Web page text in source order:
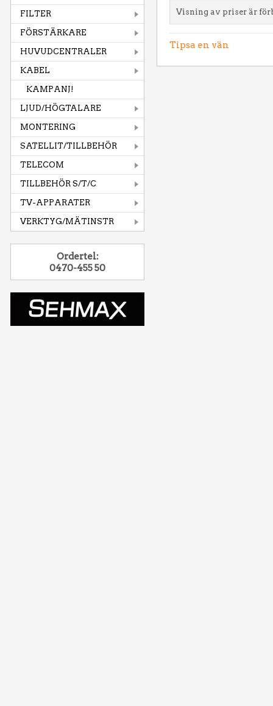
FILTER
FÖRSTÄRKARE
HUVUDCENTRALER
KABEL
KAMPANJ!
LJUD/HÖGTALARE
MONTERING
SATELLIT/TILLBEHÖR
TELECOM
TILLBEHÖR S/T/C
TV-APPARATER
VERKTYG/MÄTINSTR
Ordertel:
0470-455 50
Visning av priser är
Tipsa en vän